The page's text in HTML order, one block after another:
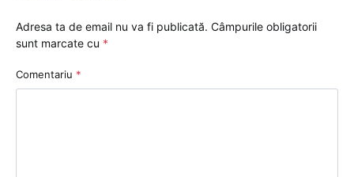
Adresa ta de email nu va fi publicată. Câmpurile obligatorii
sunt marcate cu *
Comentariu *